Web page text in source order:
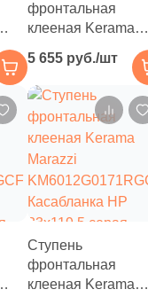
(115
)
фронтальная
клееная Kerama
Касабланка HP
33x119.5 бежевая
светлая матовая
камень
5 655 руб./шт
Ступень
фронтальная
клееная Kerama